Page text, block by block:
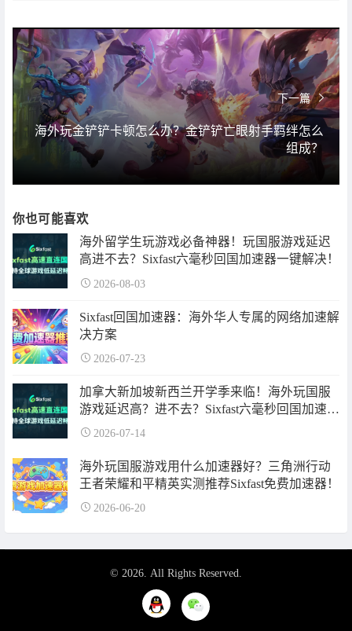
下一篇
海外玩金铲铲卡顿怎么办？金铲铲亡眼射手羁绊怎么
组成？
你也可能喜欢
海外留学生玩游戏必备神器！玩国服游戏延迟
高进不去？Sixfast六毫秒回国加速器一键解决！
2026-08-03
Sixfast回国加速器：海外华人专属的网络加速解
决方案
2026-07-23
加拿大新加坡新西兰开学季来临！海外玩国服
游戏延迟高？进不去？Sixfast六毫秒回国加速器
一键解决！
2026-07-14
海外玩国服游戏用什么加速器好？三角洲行动
王者荣耀和平精英实测推荐Sixfast免费加速器！
2026-06-20
© 2026. All Rights Reserved.